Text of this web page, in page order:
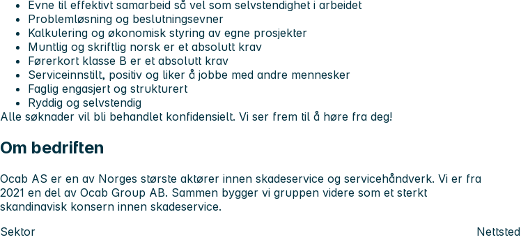
Evne til effektivt samarbeid så vel som selvstendighet i arbeidet
Problemløsning og beslutningsevner
Kalkulering og økonomisk styring av egne prosjekter
Muntlig og skriftlig norsk er et absolutt krav
Førerkort klasse B er et absolutt krav
Serviceinnstilt, positiv og liker å jobbe med andre mennesker
Faglig engasjert og strukturert
Ryddig og selvstendig
Alle søknader vil bli behandlet konfidensielt. Vi ser frem til å høre fra deg!
Om bedriften
Ocab AS er en av Norges største aktører innen skadeservice og servicehåndverk. Vi er fra
2021 en del av Ocab Group AB. Sammen bygger vi gruppen videre som et sterkt
skandinavisk konsern innen skadeservice.
Sektor
Nettsted